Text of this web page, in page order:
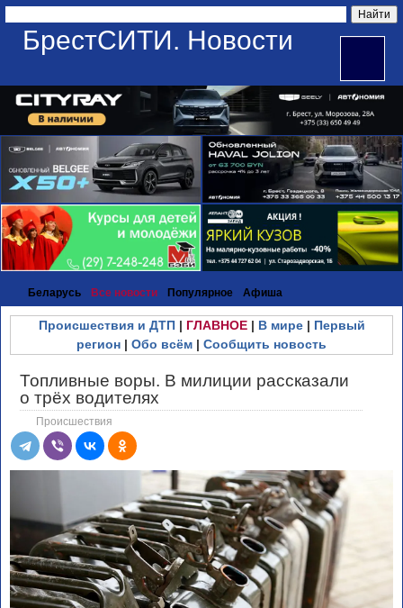
БрестСИТИ. Новости
Беларусь Все новости Популярное Афиша
Происшествия и ДТП| ГЛАВНОЕ| В мире| Первый
регион | Обо всём | Сообщить новость
Топливные воры. В милиции рассказали
о трёх водителях
Происшествия